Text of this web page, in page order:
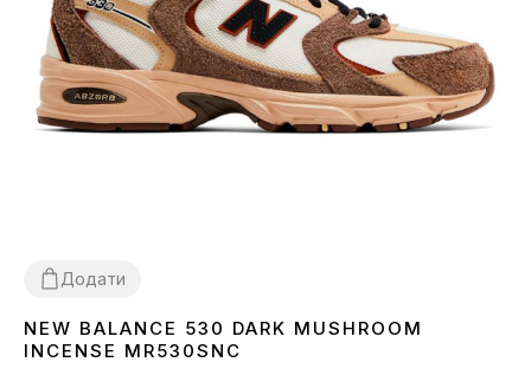
Додати
3637 3839404142 434445
NEW BALANCE 530 DARK MUSHROOM
INCENSE MR530SNC